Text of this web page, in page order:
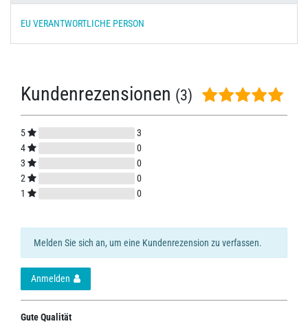
EU VERANTWORTLICHE PERSON
Kundenrezensionen (3)
5
3
4
0
3
0
2
0
1
0
Melden Sie sich an, um eine Kundenrezension zu verfassen.
Anmelden
Gute Qualität